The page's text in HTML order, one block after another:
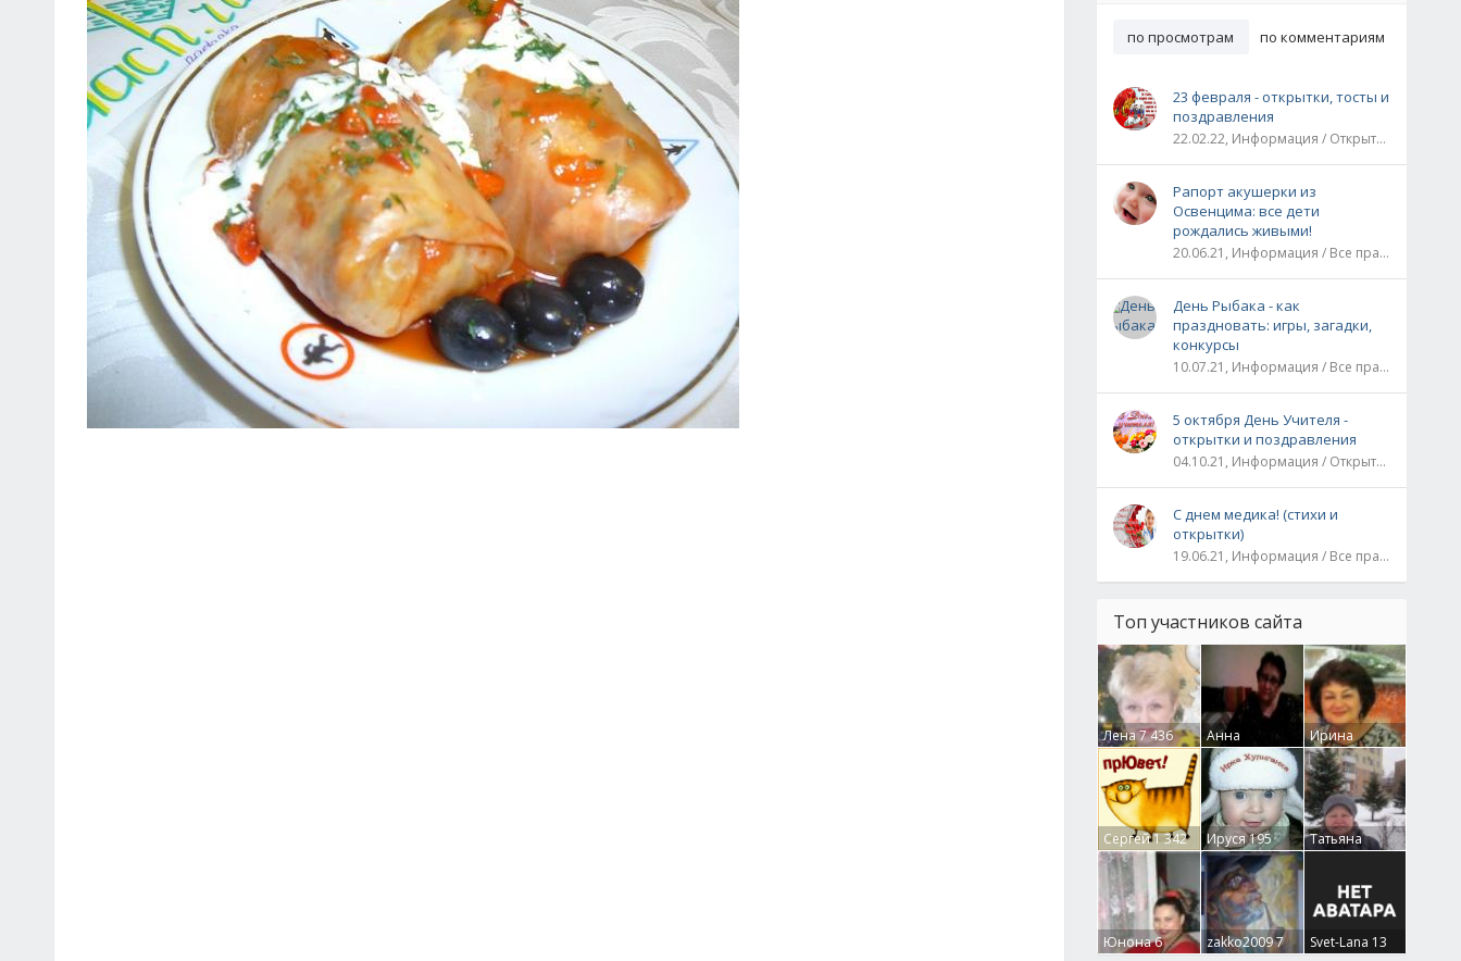
по просмотрам по комментариям
23 февраля - открытки, тосты и
поздравления
22.02.22, Информация / Открытки / Все праздники
Рапорт акушерки из
Освенцима: все дети
рождались живыми!
20.06.21, Информация / Все праздники / Рассказы и истории
День Рыбака - как
праздновать: игры, загадки,
конкурсы
10.07.21, Информация / Все праздники
5 октября День Учителя -
открытки и поздравления
04.10.21, Информация / Открытки / Все праздники
С днем медика! (стихи и
открытки)
19.06.21, Информация / Все праздники
Топ участников сайта
Лена7 436
Анна
Гумлевая0
Ирина
Бруцкая41
Сергей1 342 Ируся195
Татьяна
Крючкова0
Юнона6 zakko20097 Svet-Lana 13